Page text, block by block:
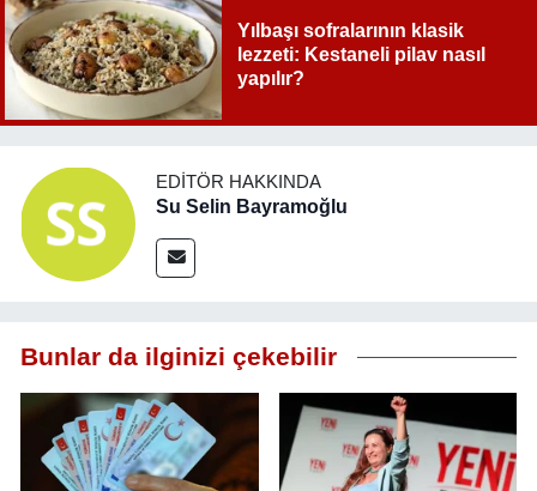
Yılbaşı sofralarının klasik
lezzeti: Kestaneli pilav nasıl
yapılır?
EDITÖR HAKKINDA
Su Selin Bayramoğlu
Bunlar da ilginizi çekebilir